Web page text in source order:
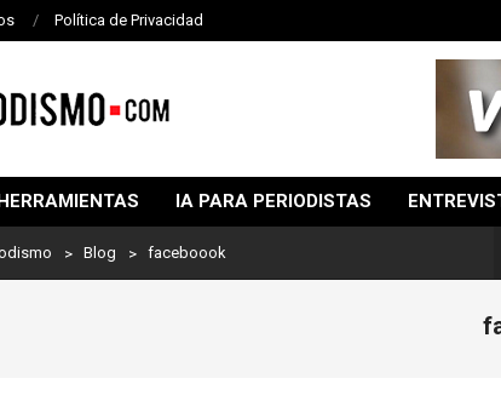
Política de Privacidad
IA PARA PERIODISTAS
> Blog > faceboook Lo mejor del